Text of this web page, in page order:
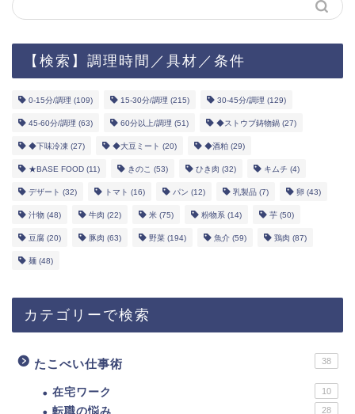
【検索】調理時間／具材／条件
0-15分/調理 (109) 15-30分/調理 (215) 30-45分/調理 (129)
45-60分/調理 (63) 60分以上/調理 (51) ◆ストウブ鋳物鍋 (27)
◆下味冷凍 (27) ◆大豆ミート (20) ◆酒粕 (29)
★BASE FOOD (11) きのこ (53) ひき肉 (32) キムチ (4)
デザート (32) トマト (16) パン (12) 乳製品 (7) 卵 (43)
汁物 (48) 牛肉 (22) 米 (75) 粉物系 (14) 芋 (50)
豆腐 (20) 豚肉 (63) 野菜 (194) 魚介 (59) 鶏肉 (87)
麺 (48)
カテゴリーで検索
たこべい仕事術 38
在宅ワーク 10
転職の悩み 28